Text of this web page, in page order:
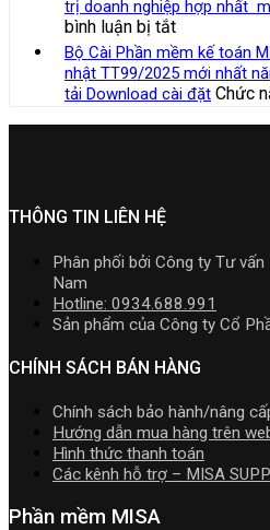
trị doanh nghiệp hợp nhất
bình luận bị tắtở
Bảng
giá
phần
mềm
Kế
quản
trị
doanh
nghiệp
hợp
nhất
mới
2026
Bộ Cài Phần mềm kế toán
nhật TT99/2025 mới nhất
tải Download cài đặt Chức
THÔNG TIN LIÊN HỆ
Phân phối bởi Công ty Tư
Nam
Hotline: 0934.688.991
Sản phẩm của Công ty Cổ
CHÍNH SÁCH BÁN HÀNG
Chính sách bảo hành/nâng
Hướng dẫn mua hàng trên
Hình thức thanh toán
Các kênh hỗ trợ – MISA
Phần mềm MISA